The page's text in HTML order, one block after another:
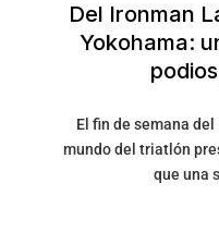
Del Ironman
Yokohama:
El fin de semana del
mundo del triatlón
que una